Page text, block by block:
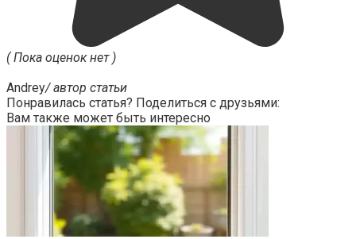
( Пока оценок нет )
Andrey/ автор статьи
Понравилась статья? Поделиться с друзьями:
Вам также может быть интересно